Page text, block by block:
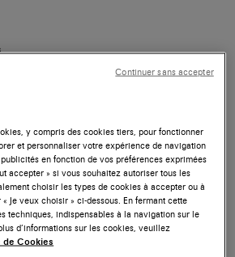
y compris des cookies tiers, pour fonctionner
et personnaliser votre expérience de navigation
en fonction de vos préférences exprimées
accepter » si vous souhaitez autoriser tous les
choisir les types de cookies à accepter ou à
Je veux choisir » ci-dessous. En fermant cette
techniques, indispensables à la navigation sur le
d’informations sur les cookies, veuillez
de Cookies
Continuer sans accepter